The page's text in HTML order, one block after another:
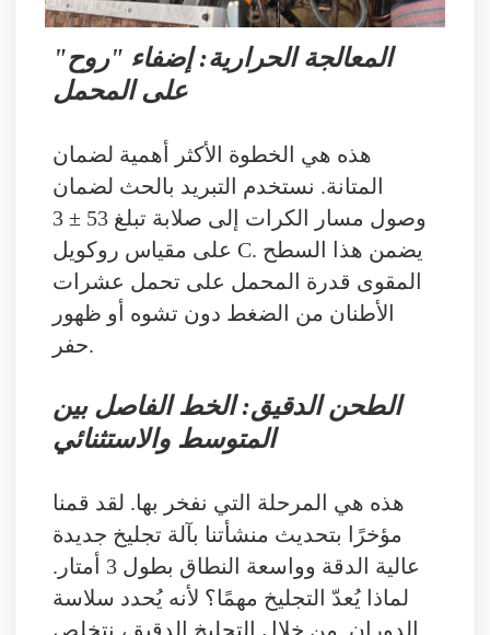
المعالجة الحرارية: إضفاء "روح"
على المحمل
هذه هي الخطوة الأكثر أهمية لضمان
المتانة. نستخدم التبريد بالحث لضمان
وصول مسار الكرات إلى صلابة تبلغ 53 ± 3
على مقياس روكويل C. يضمن هذا السطح
المقوى قدرة المحمل على تحمل عشرات
الأطنان من الضغط دون تشوه أو ظهور
حفر.
الطحن الدقيق: الخط الفاصل بين
المتوسط ​​والاستثنائي
هذه هي المرحلة التي نفخر بها. لقد قمنا
مؤخرًا بتحديث منشأتنا بآلة تجليخ جديدة
عالية الدقة وواسعة النطاق بطول 3 أمتار.
لماذا يُعدّ التجليخ مهمًا؟ لأنه يُحدد سلاسة
الدوران. من خلال التجليخ الدقيق، نتخلص